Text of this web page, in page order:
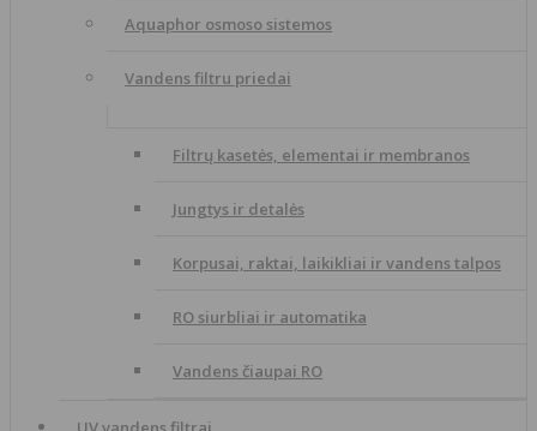
Aquaphor osmoso sistemos
Vandens filtru priedai
Filtrų kasetės, elementai ir membranos
Jungtys ir detalės
Korpusai, raktai, laikikliai ir vandens talpos
RO siurbliai ir automatika
Vandens čiaupai RO